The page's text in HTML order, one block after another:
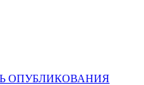
ОПУБЛИКОВАНИЯ